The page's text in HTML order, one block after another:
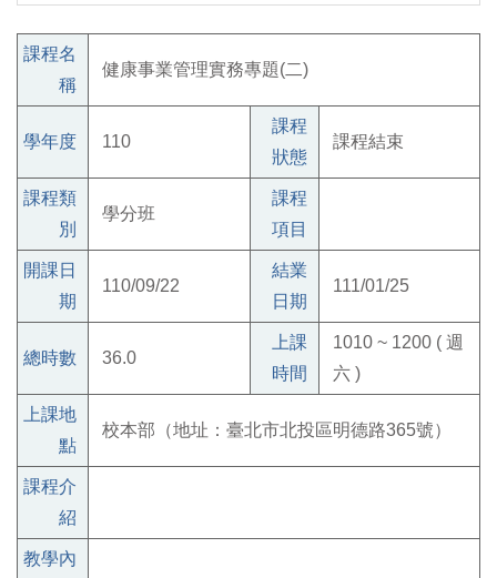
課程名
稱
健康事業管理實務專題(二)
學年度 110
課程
狀態
課程結束
課程類
別
學分班
課程
項目
開課日
期
110/09/22
結業
日期
111/01/25
總時數 36.0
上課
時間
1010 ~ 1200 ( 週
六 )
上課地
點
校本部（地址：臺北市北投區明德路365號）
課程介
紹
教學內